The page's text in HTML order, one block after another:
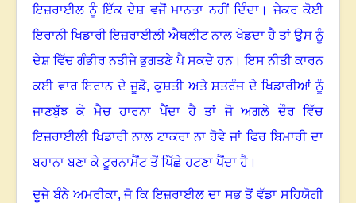
ਇਜ਼ਰਾਈਲ ਨੂੰ ਇੱਕ ਦੇਸ਼ ਵਜੋਂ ਮਾਨਤਾ ਨਹੀਂ ਦਿੰਦਾ ।ਜੇਕਰ ਕੋਈ
ਇਰਾਨੀ ਖਿਡਾਰੀ ਇਜ਼ਰਾਈਲੀ ਐਥਲੀਟ ਨਾਲ ਖੇਡਦਾ ਹੈ ਤਾਂ ਉਸ ਨੂੰ
ਦੇਸ਼ ਵਿੱਚ ਗੰਭੀਰ ਨਤੀਜੇ ਭੁਗਤਣੇ ਪੈ ਸਕਦੇ ਹਨ। ਇਸ ਨੀਤੀ ਕਾਰਨ
ਕਈ ਵਾਰ ਇਰਾਨ ਦੇ ਜੂਡੋ,ਕੁਸ਼ਤੀ ਅਤੇ ਸ਼ਤਰੰਜ ਦੇ ਖਿਡਾਰੀਆਂ ਨੂੰ
ਜਾਣਬੁੱਝ ਕੇ ਮੈਚ ਹਾਰਨਾ ਪੈਂਦਾ ਹੈ ਤਾਂ ਜੋ ਅਗਲੇ ਦੌਰ ਵਿੱਚ
ਇਜ਼ਰਾਈਲੀ ਖਿਡਾਰੀ ਨਾਲ ਟਾਕਰਾ ਨਾ ਹੋਵੇ ਜਾਂ ਫਿਰ ਬਿਮਾਰੀ ਦਾ
ਬਹਾਨਾ ਬਣਾ ਕੇ ਟੂਰਨਾਮੈਂਟ ਤੋਂ ਪਿੱਛੇ ਹਟਣਾ ਪੈਂਦਾ ਹੈ ।
ਦੂਜੇ ਬੰਨੇ ਅਮਰੀਕਾ,ਜੋ ਕਿ ਇਜ਼ਰਾਈਲ ਦਾ ਸਭ ਤੋਂ ਵੱਡਾ ਸਹਿਯੋਗੀ